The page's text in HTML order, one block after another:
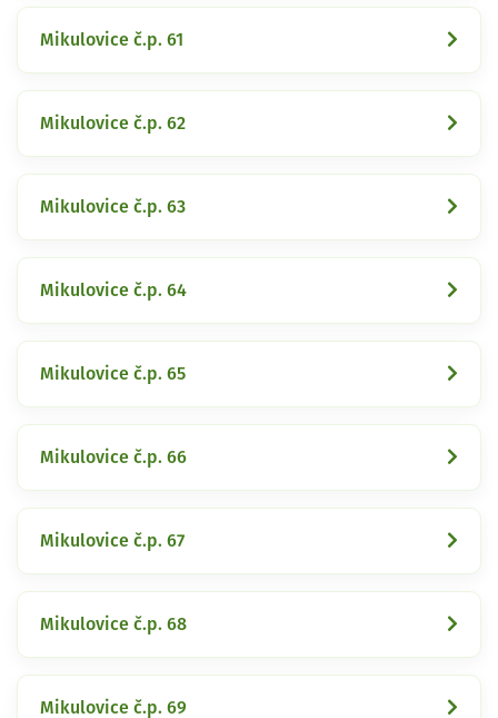
Mikulovice č.p. 61
Mikulovice č.p. 62
Mikulovice č.p. 63
Mikulovice č.p. 64
Mikulovice č.p. 65
Mikulovice č.p. 66
Mikulovice č.p. 67
Mikulovice č.p. 68
Mikulovice č.p. 69